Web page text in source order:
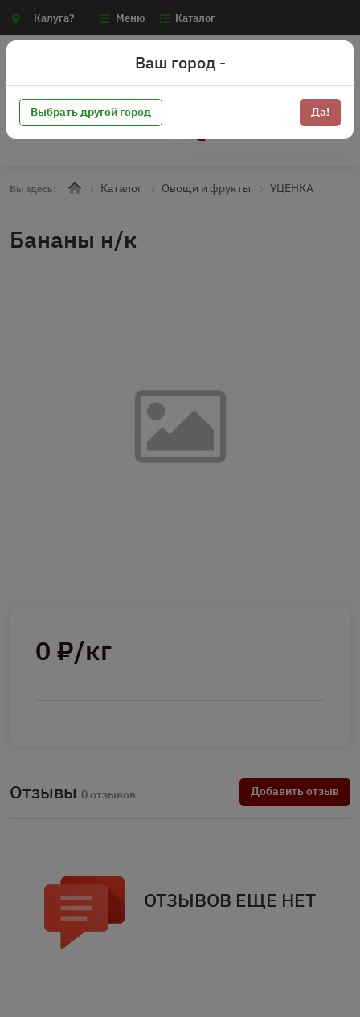
Калуга? Меню Каталог
Вы здесь: Каталог Овощи и фрукты УЦЕНКА
Бананы н/к
0 ₽/кг
Отзывы 0 отзывов Добавить отзыв
ОТЗЫВОВ ЕЩЕ НЕТ
Ваш город -
Выбрать другой город Да!